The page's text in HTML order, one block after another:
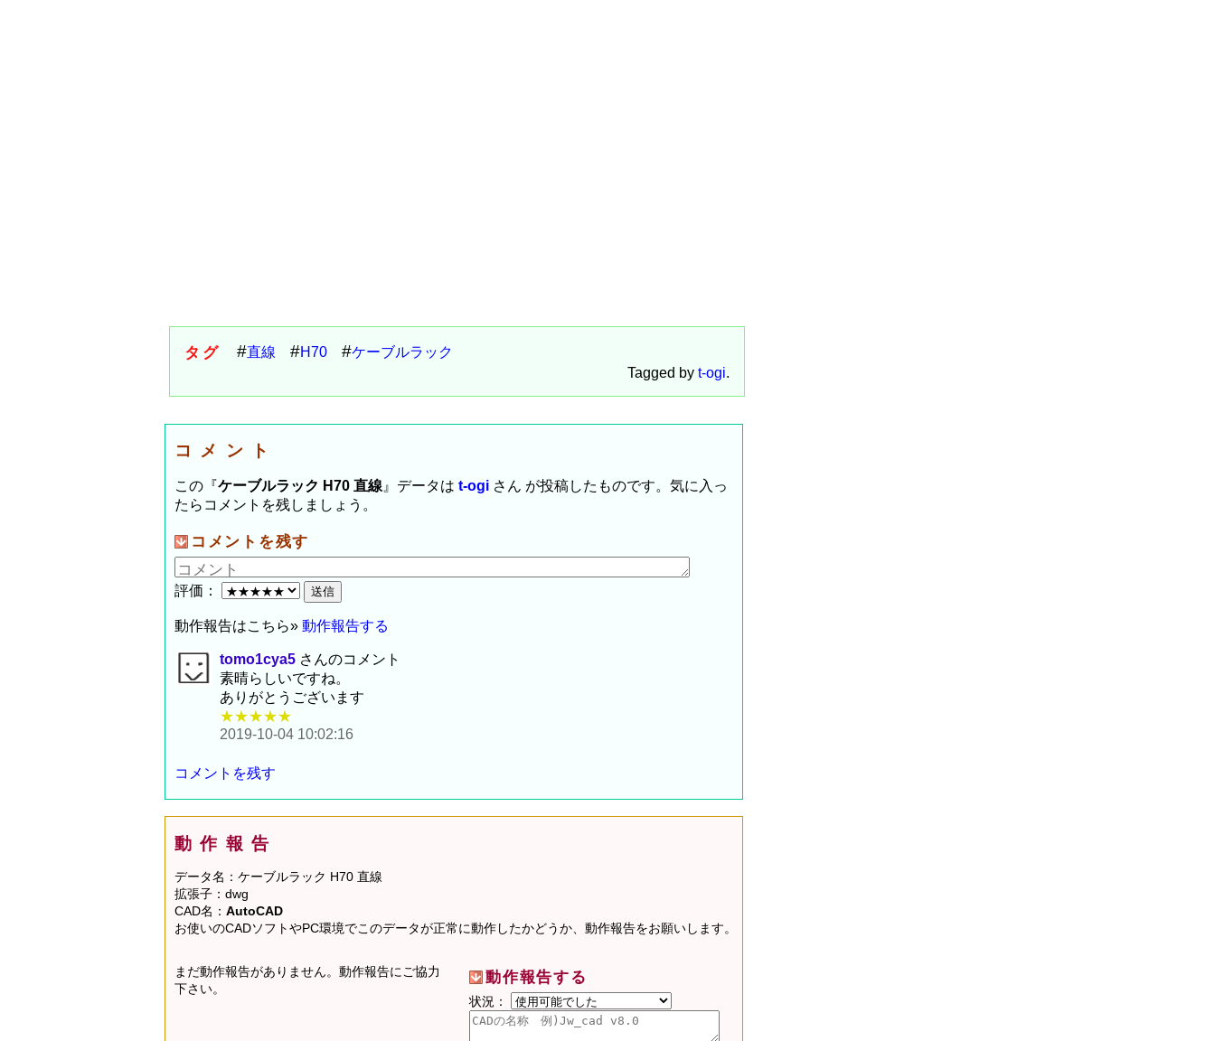
タグ 直線 H70
ケーブルラック
Tagged by t-ogi.
コメント
この『ケーブルラック H70 直線 』データは t-ogi さん が投稿したものです。気に入っ
たらコメントを残しましょう。
コメントを残す
評価：
動作報告はこちら» 動作報告する
tomo1cya5 さんのコメント
素晴らしいですね。
ありがとうございます
★★★★★
2019-10-04 10:02:16
コメントを残す
動作報告
データ名：ケーブルラック H70 直線
拡張子：dwg
CAD名： AutoCAD
お使いのCADソフトやPC環境でこのデータが正常に動作したかどうか、動作報告をお願いします。
動作報告する
状況：
まだ動作報告がありません。動作報告にご協力
下さい。